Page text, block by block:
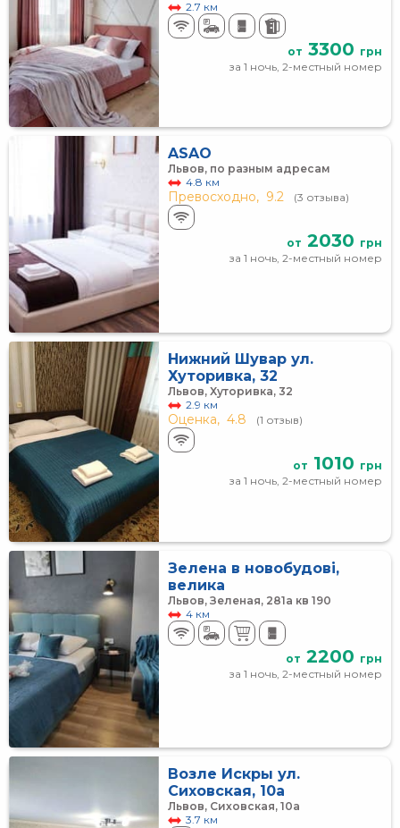
2.7 км
от 3300 грн
за 1 ночь, 2-местный номер
ASAO
Львов, по разным адресам
4.8 км
Превосходно, 9.2 (3 отзыва)
от 2030 грн
за 1 ночь, 2-местный номер
Нижний Шувар ул.
Хуторивка, 32
Львов, Хуторивка, 32
2.9 км
Оценка, 4.8 (1 отзыв)
от 1010 грн
за 1 ночь, 2-местный номер
Зелена в новобудові,
велика
Львов, Зеленая, 281а кв 190
4 км
от 2200 грн
за 1 ночь, 2-местный номер
Возле Искры ул.
Сиховская, 10а
Львов, Сиховская, 10а
3.7 км